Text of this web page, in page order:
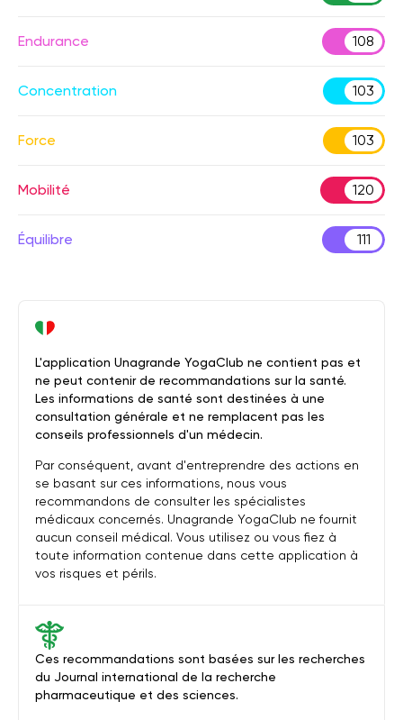
Endurance 108
Concentration 103
Force 103
Mobilité 120
Équilibre 111
Ces recommandations sont basées sur les recherches
du Journal international de la recherche
pharmaceutique et des sciences.
L'application Unagrande YogaClub ne contient pas et
ne peut contenir de recommandations sur la santé.
Les informations de santé sont destinées à une
consultation générale et ne remplacent pas les
conseils professionnels d'un médecin.
Par conséquent, avant d'entreprendre des actions en
se basant sur ces informations, nous vous
recommandons de consulter les spécialistes
médicaux concernés. Unagrande YogaClub ne fournit
aucun conseil médical. Vous utilisez ou vous fiez à
toute information contenue dans cette application à
vos risques et périls.